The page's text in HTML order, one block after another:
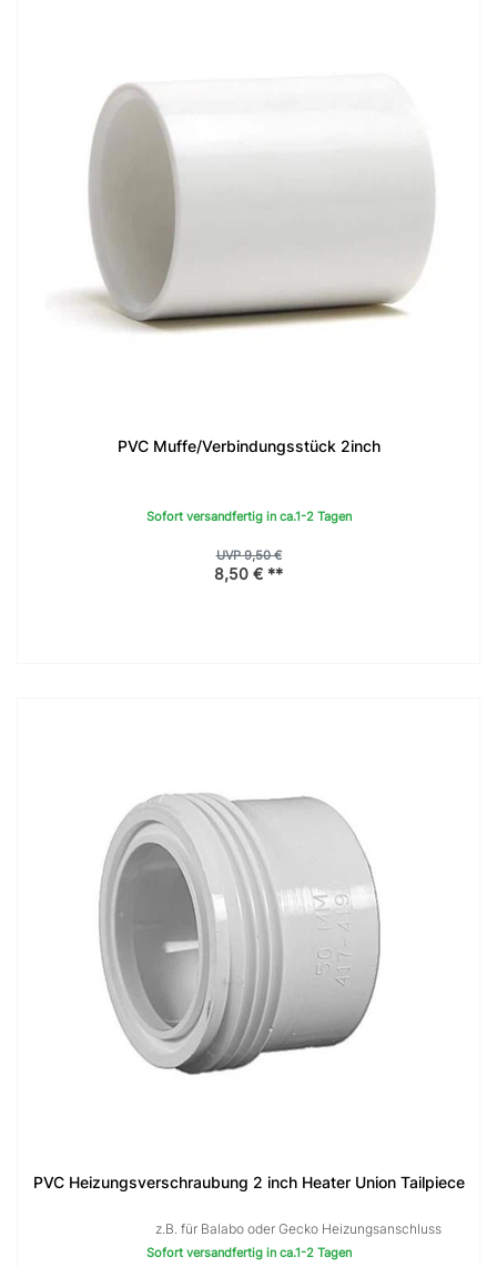
PVC Muffe/Verbindungsstück 2inch
Sofort versandfertig in ca.1-2 Tagen
UVP 9,50 €
8,50 € **
PVC Heizungsverschraubung 2 inch Heater Union Tailpiece
z.B. für Balabo oder Gecko Heizungsanschluss
Sofort versandfertig in ca.1-2 Tagen